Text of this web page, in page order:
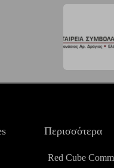
Περισσότερα
Red Cube